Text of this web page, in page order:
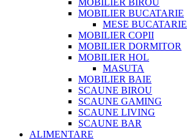
MOBILIER BIROU
MOBILIER BUCATARIE
MESE BUCATARIE
MOBILIER COPII
MOBILIER DORMITOR
MOBILIER HOL
MASUTA
MOBILIER BAIE
SCAUNE BIROU
SCAUNE GAMING
SCAUNE LIVING
SCAUNE BAR
ALIMENTARE